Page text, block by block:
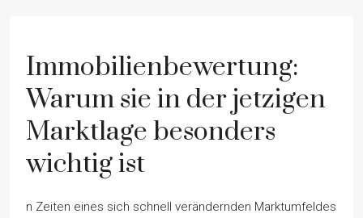
Immobilienbewertung:
Warum sie in der jetzigen
Marktlage besonders
wichtig ist
n Zeiten eines sich schnell verändernden Marktumfeldes